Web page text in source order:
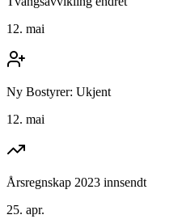
12. mai
Ny Bostyrer: Ukjent
12. mai
Årsregnskap 2023 innsendt
25. apr.